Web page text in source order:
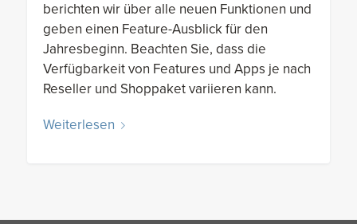
berichten wir über alle neuen Funktionen und
geben einen Feature-Ausblick für den
Jahresbeginn. Beachten Sie, dass die
Verfügbarkeit von Features und Apps je nach
Reseller und Shoppaket variieren kann.
Weiterlesen